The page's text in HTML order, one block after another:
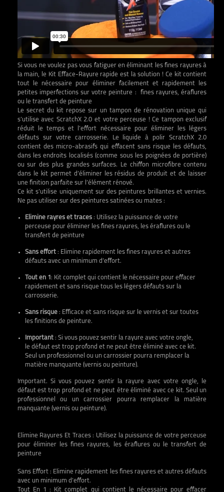
Si vous ne voulez pas vous fatiguer en éliminant les fines rayures à
la main, le Kit Efface-Rayure rapide est la solution ! Ce kit contient
tout le nécessaire pour éliminer facilement et rapidement les
petites imperfections sur votre peinture : fines rayures, éraflures
ou le transfert de peinture
Le secret du kit repose sur un tampon de rénovation unique qui
s’utilise avec ScratchX 2.0 et votre perceuse ! Ce tampon exclusif
réduit le temps et l’effort nécessaire pour éliminer les légers
défauts sur votre carrosserie. Le liquide à polir ScratchX 2.0
contient des micro-abrasifs qui effacent sans risque les défauts,
dans les endroits localisés (comme sous les poignées de portière)
ou sur des plus grandes surfaces. Le chiffon microfibre contenu
dans le kit permet d’éliminer les résidus de produit et de laisser
une finition parfaite sur l’élément rénové.
Ce kit s’utilise uniquement sur des peintures brillantes et vernies.
Ne pas utiliser sur des peintures satinées ou mates :
Elimine rayres et traces: Utilisez la puissance de votre
perceuse pour éliminer les fines rayures, les éraflures ou le
transfert de peinture
Sans effort: Elimine rapidement les fines rayures et autres
défauts avec un minimum d’effort.
Tout en 1 : Kit complet qui contient le nécessaire pour effacer
rapidement et sans risque tous les légers défauts sur la
carrosserie.
Sans risque: Efficace et sans risque sur le vernis et sur toutes
les finitions de peinture.
Important: Si vous pouvez sentir la rayure avec votre ongle,
le défaut est trop profond et ne peut être éliminé avec ce kit.
Seul un professionnel ou un carrossier pourra remplacer la
matière manquante (vernis ou peinture).
Important. Si vous pouvez sentir la rayure avec votre ongle, le
défaut est trop profond et ne peut être éliminé avec ce kit. Seul un
professionnel ou un carrossier pourra remplacer la matière
manquante (vernis ou peinture).
Elimine Rayures Et Traces : Utilisez la puissance de votre perceuse
pour éliminer les fines rayures, les éraflures ou le transfert de
peinture
Sans Effort : Elimine rapidement les fines rayures et autres défauts
avec un minimum d’effort.
Tout En 1 : Kit complet qui contient le nécessaire pour effacer